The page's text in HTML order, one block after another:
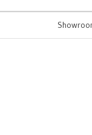
Showroom